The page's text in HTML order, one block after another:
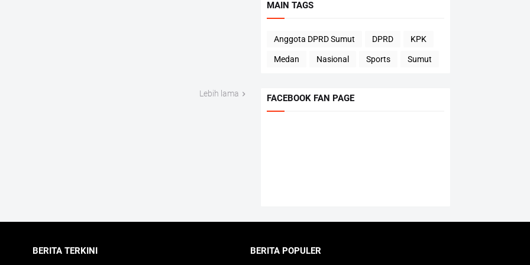
Lebih lama
MAIN TAGS
Anggota DPRD Sumut DPRD KPK
Medan Nasional Sports Sumut
FACEBOOK FAN PAGE
BERITA TERKINI BERITA POPULER